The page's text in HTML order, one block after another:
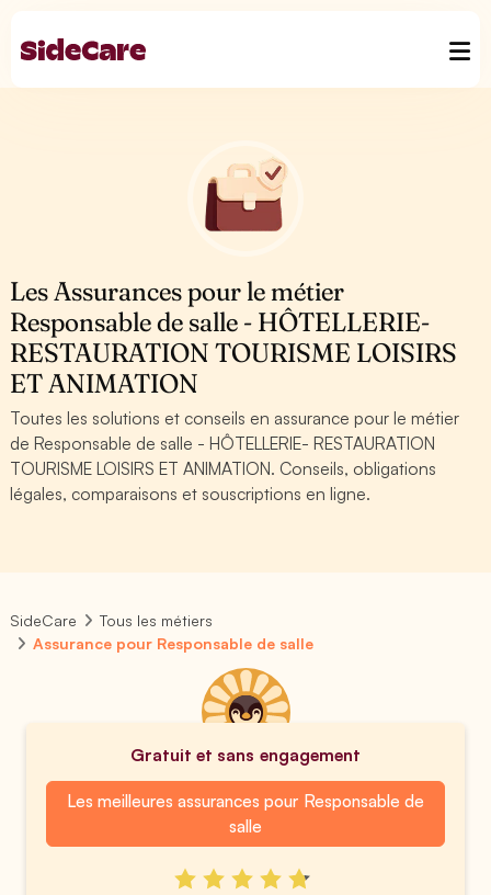
Les Assurances pour le métier
Responsable de salle - HÔTELLERIE-
RESTAURATION TOURISME LOISIRS
ET ANIMATION
Toutes les solutions et conseils en assurance pour le métier
de Responsable de salle - HÔTELLERIE- RESTAURATION
TOURISME LOISIRS ET ANIMATION. Conseils, obligations
légales, comparaisons et souscriptions en ligne.
SideCare
Tous les métiers
Assurance pour Responsable de salle
Gratuit et sans engagement
Les meilleures assurances pour Responsable de
salle